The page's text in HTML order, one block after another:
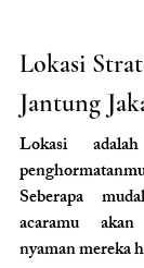
Lokasi
Jantung
Lokasi
Seberapa
acaramu
nyaman mereka